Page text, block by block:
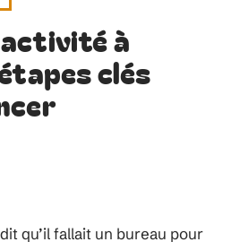
à
clés
qu’il fallait un bureau pour